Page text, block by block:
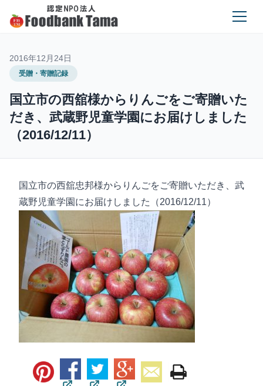
2016年12月24日
受贈・寄贈記録
国立市の西舘様からりんごをご寄贈いた
だき、武蔵野児童学園にお届けしました
（2016/12/11）
国立市の西舘忠邦様からりんごをご寄贈いただき、武
蔵野児童学園にお届けしました（2016/12/11）